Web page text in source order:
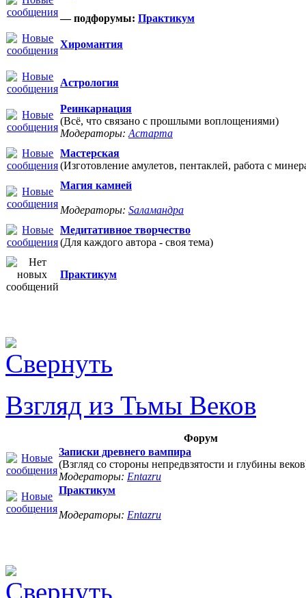
— подфорумы: Практикум
Хиромантия
Астрология
Реинкарнация
(Всё, что связано с прошлыми воплощениями)
Модераторы: Астарта
Мастерская
(Изготовление амулетов, пентаклей, работа с
Магия камней
Модераторы: Sаламандра
Медитативное творчество
(Для каждого автора - своя тема)
Практикум
Взгляд из Тьмы Веков
Форум
Записки древнего вампира
(Взгляд со стороны непредвзятости и глубины
Модераторы: Entazru
Практикум
Модераторы: Entazru